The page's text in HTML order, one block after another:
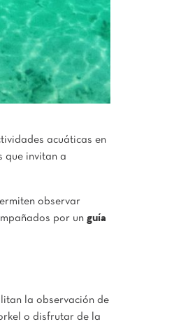
acuáticas en
que invitan a
observar
por un guía
la observación de
o disfrutar de la